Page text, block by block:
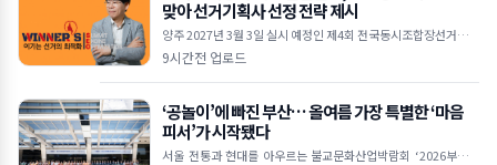
맞아 선거기획사 선정 전략 제시
양주 2027년 3월 3일 실시 예정인 제4회 전국동시조합장선거가 D
-200 국면에 접어들면서 출마예정자들의 선거 준비가 본격화되고
9시간전 업로드
‘공놀이’에 빠진 부산… 올여름 가장 특별한 ‘마음
피서’가 시작됐다
서울 전통과 현대를 아우르는 불교문화산업박람회 ‘2026부산국